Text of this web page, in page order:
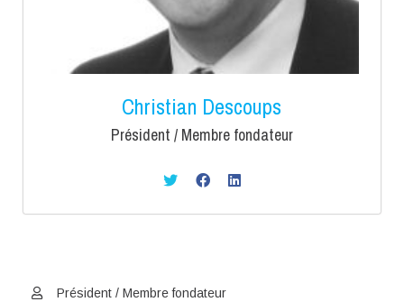
Christian Descoups
Président / Membre fondateur
Président / Membre fondateur